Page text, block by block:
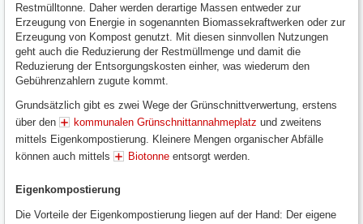
Restmülltonne. Daher werden derartige Massen entweder zur
Erzeugung von Energie in sogenannten Biomassekraftwerken oder zur
Erzeugung von Kompost genutzt. Mit diesen sinnvollen Nutzungen
geht auch die Reduzierung der Restmüllmenge und damit die
Reduzierung der Entsorgungskosten einher, was wiederum den
Gebührenzahlern zugute kommt.
Grundsätzlich gibt es zwei Wege der Grünschnittverwertung, erstens
über den
kommunalen Grünschnittannahmeplatz und zweitens
mittels Eigenkompostierung. Kleinere Mengen organischer Abfälle
können auch mittels
Biotonne entsorgt werden.
Eigenkompostierung
Die Vorteile der Eigenkompostierung liegen auf der Hand: Der eigene